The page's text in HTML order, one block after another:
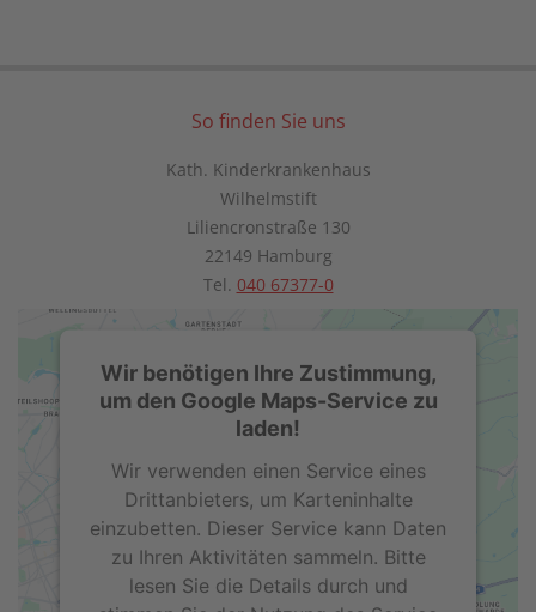
So finden Sie uns
Kath. Kinderkrankenhaus
Wilhelmstift
Liliencronstraße 130
22149 Hamburg
Tel. 040 67377-0
Wir benötigen Ihre Zustimmung,
um den Google Maps-Service zu
laden!
Wir verwenden einen Service eines
Drittanbieters, um Karteninhalte
einzubetten. Dieser Service kann Daten
zu Ihren Aktivitäten sammeln. Bitte
lesen Sie die Details durch und